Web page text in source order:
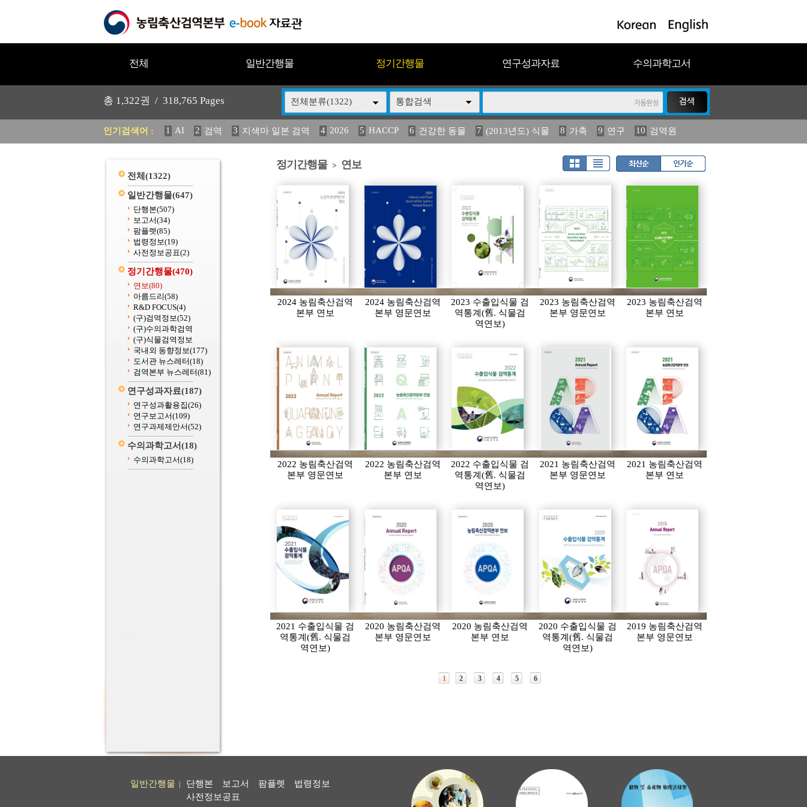
전체 일반간행물 정기간행물 연구성과자료 수의과학고서
총 1,322권 / 318,765 Pages 전체분류(1322) 통합검색
인기검색어 : 1 AI 2 검역 3 지색마 일본 검역 4 2026 5 HACCP 6 건강한 동물 7 (2013년도) 식물 8 가축 9 연구 10 검역원
11 2025 12 중독성 식물 도감 13 媛 異 14 (2013년도) 식 15 구제역 16 관리 17 연보 18 2023 19 농림수산
전체 (1322)
일반간행물(647)
단행본(507)
보고서(34)
팜플렛(85)
법령정보(19)
사전정보공표(2)
정기간행물(470)
연보(80)
아름드리(58)
R&D FOCUS(4)
(구)검역정보(52)
(구)수의과학검역
(구)식물검역정보
국내외 동향정보(177)
도서관 뉴스레터(18)
검역본부 뉴스레터(81)
연구성과자료(187)
연구성과활용집(26)
연구보고서(109)
연구과제제안서(52)
수의과학고서(18)
수의과학고서(18)
정기간행물 > 연보
2024 농림축산검역
본부 연보
2024 농림축산검역
본부 영문연보
2023 수출입식물 검
역통계(舊. 식물검
역연보)
2023 농림축산검역
본부 영문연보
2023 농림축산검역
본부 연보
2022 농림축산검역
본부 영문연보
2022 농림축산검역
본부 연보
2022 수출입식물 검
역통계(舊. 식물검
역연보)
2021 농림축산검역
본부 영문연보
2021 농림축산검역
본부 연보
2021 수출입식물 검
역통계(舊. 식물검
역연보)
2020 농림축산검역
본부 영문연보
2020 농림축산검역
본부 연보
2020 수출입식물 검
역통계(舊. 식물검
역연보)
2019 농림축산검역
본부 영문연보
1 2 3 4 5 6
일반간행물 단행본 보고서 팜플렛
법령정보
사전정보공표